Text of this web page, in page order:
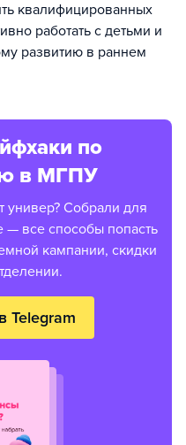
квалифицированных
работать с детьми и
развитию в раннем
по
в МГПУ
универ? Собрали для
— все способы попасть
кампании, скидки
Telegram